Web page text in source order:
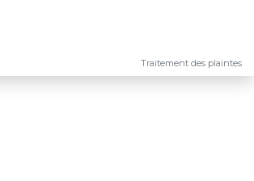
Traitement des plaintes